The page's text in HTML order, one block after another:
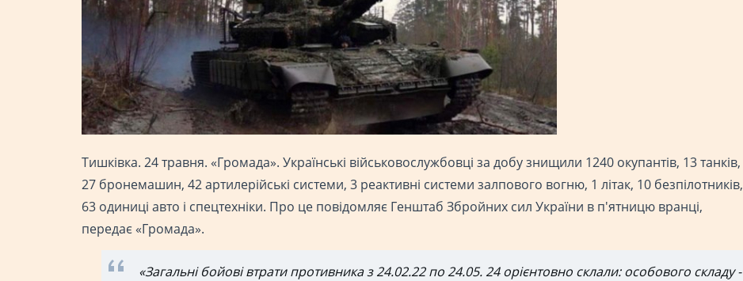
Тишківка. 24 травня. «Громада». Українські військовослужбовці за добу знищили 1240 окупантів, 13 танків,
27 бронемашин, 42 артилерійські системи, 3 реактивні системи залпового вогню, 1 літак, 10 безпілотників,
63 одиниці авто і спецтехніки. Про це повідомляє Генштаб Збройних сил України в п'ятницю вранці,
передає «Громада».
«Загальні бойові втрати противника з 24.02.22 по 24.05. 24 орієнтовно склали: особового складу -